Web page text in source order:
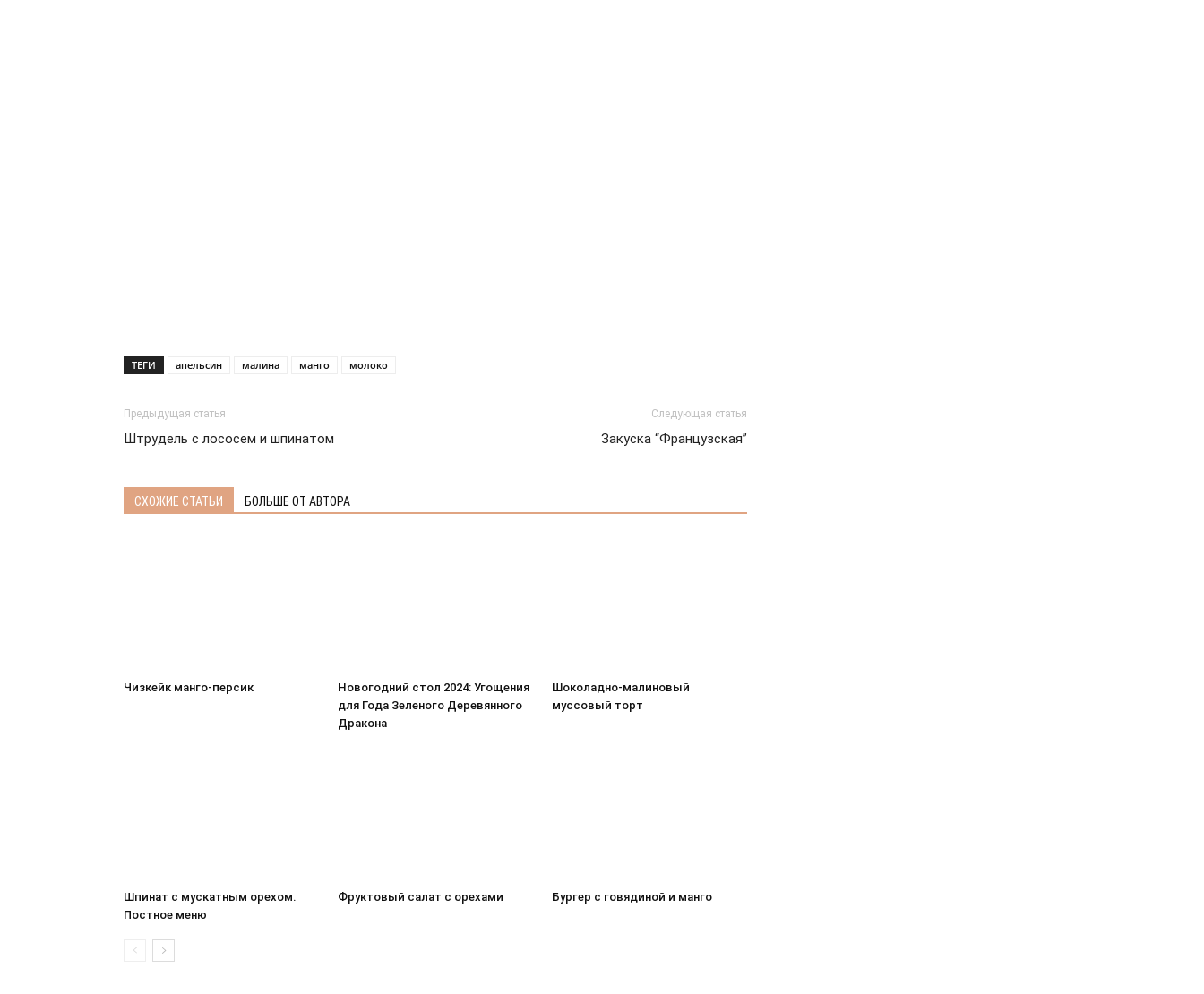
ТЕГИ апельсин малина манго молоко
Предыдущая статья
Штрудель с лососем и шпинатом
Следующая статья
Закуска “Французская”
СХОЖИЕ СТАТЬИ БОЛЬШЕ ОТ АВТОРА
Чизкейк манго-персик
Новогодний стол 2024: Угощения
для Года Зеленого Деревянного
Дракона
Шоколадно-малиновый
муссовый торт
Шпинат с мускатным орехом.
Постное меню
Фруктовый салат с орехами Бургер с говядиной и манго